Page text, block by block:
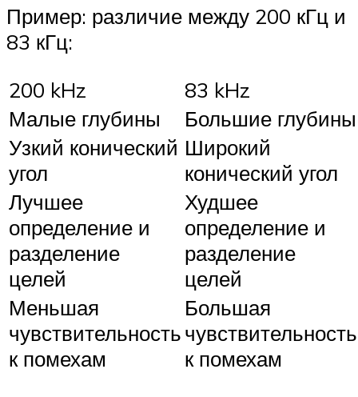
Пример: различие между 200 кГц и
83 кГц:
200 kHz
83 kHz
Малые глубины
Большие глубины
Узкий конический
угол
Широкий
конический угол
Лучшее
определение и
разделение
целей
Худшее
определение и
разделение
целей
Меньшая
чувствительность
к помехам
Большая
чувствительность
к помехам